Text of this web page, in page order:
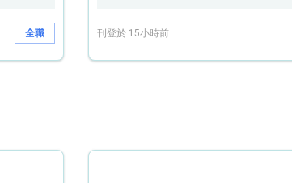
全職 刊登於 15小時前